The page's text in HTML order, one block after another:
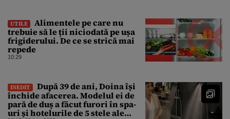
UTILE
Alimentele pe care nu
trebuie să le ții niciodată pe ușa
frigiderului. De ce se strică mai
repede
10:29
INEDIT
După 39 de ani, Doina își
închide afacerea. Modelul ei de
pară de duș a făcut furori în spa-
uri și hotelurile de 5 stele ale